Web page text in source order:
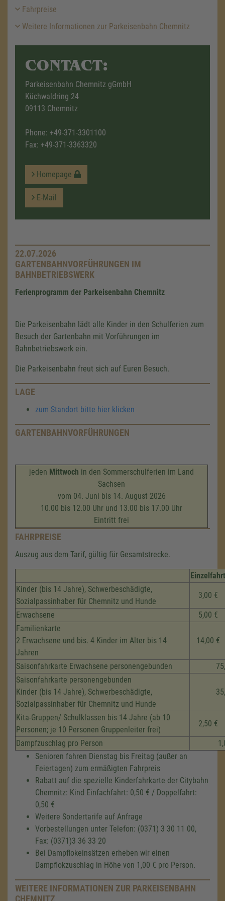
Fahrpreise
Weitere Informationen zur Parkeisenbahn Chemnitz
CONTACT:
Parkeisenbahn Chemnitz gGmbH
Küchwaldring 24
09113 Chemnitz
Phone: +49-371-3301100
Fax: +49-371-3363320
Homepage
E-Mail
22.07.2026
GARTENBAHNVORFÜHRUNGEN IM
BAHNBETRIEBSWERK
Ferienprogramm der Parkeisenbahn Chemnitz
Die Parkeisenbahn lädt alle Kinder in den Schulferien zum
Besuch der Gartenbahn mit Vorführungen im
Bahnbetriebswerk ein.
Die Parkeisenbahn freut sich auf Euren Besuch.
LAGE
zum Standort bitte hier klicken
GARTENBAHNVORFÜHRUNGEN
jeden Mittwoch in den Sommerschulferien im Land
Sachsen
vom 04. Juni bis 14. August 2026
10.00 bis 12.00 Uhr und 13.00 bis 17.00 Uhr
Eintritt frei
FAHRPREISE
Auszug aus dem Tarif, gültig für Gesamtstrecke.
Einzelfahrt
Kinder (bis 14 Jahre), Schwerbeschädigte,
Sozialpassinhaber für Chemnitz und Hunde
3,00 €
Erwachsene
5,00 €
Familienkarte
2 Erwachsene und bis. 4 Kinder im Alter bis 14
Jahren
14,00 €
Saisonfahrkarte Erwachsene personengebunden
Saisonfahrkarte personengebunden
Kinder (bis 14 Jahre), Schwerbeschädigte,
Sozialpassinhaber für Chemnitz und Hunde
Kita-Gruppen/ Schulklassen bis 14 Jahre (ab 10
Personen; je 10 Personen Gruppenleiter frei)
2,50 €
Dampfzuschlag pro Person
Senioren fahren Dienstag bis Freitag (außer an
Feiertagen) zum ermäßigten Fahrpreis
Rabatt auf die spezielle Kinderfahrkarte der Citybahn
Chemnitz: Kind Einfachfahrt: 0,50 € / Doppelfahrt:
0,50 €
Weitere Sondertarife auf Anfrage
Vorbestellungen unter Telefon: (0371) 3 30 11 00,
Fax: (0371)3 36 33 20
Bei Dampflokeinsätzen erheben wir einen
Dampflokzuschlag in Höhe von 1,00 € pro Person.
WEITERE INFORMATIONEN ZUR PARKEISENBAHN
CHEMNITZ